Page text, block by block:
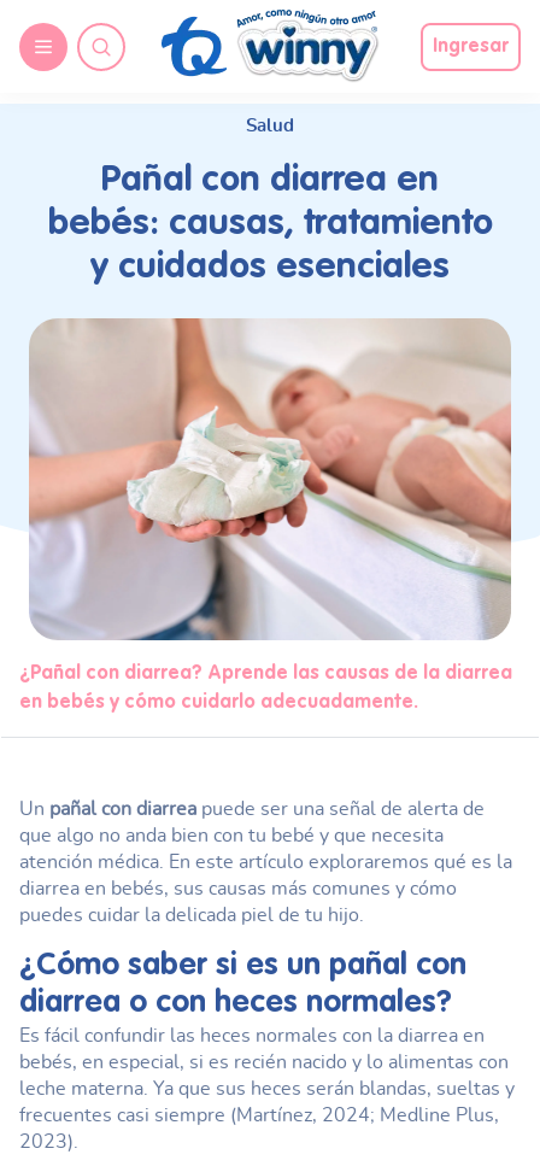
Ingresar
Salud
Pañal con diarrea en
bebés: causas, tratamiento
y cuidados esenciales
¿Pañal con diarrea? Aprende las causas de la diarrea
en bebés y cómo cuidarlo adecuadamente.
Un pañal con diarrea puede ser una señal de alerta de
que algo no anda bien con tu bebé y que necesita
atención médica. En este artículo exploraremos qué es la
diarrea en bebés, sus causas más comunes y cómo
puedes cuidar la delicada piel de tu hijo.
¿Cómo saber si es un pañal con
diarrea o con heces normales?
Es fácil confundir las heces normales con la diarrea en
bebés, en especial, si es recién nacido y lo alimentas con
leche materna. Ya que sus heces serán blandas, sueltas y
frecuentes casi siempre (Martínez, 2024; Medline Plus,
2023).